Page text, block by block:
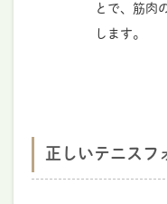
とで、筋肉
します。
正しいテニスフ